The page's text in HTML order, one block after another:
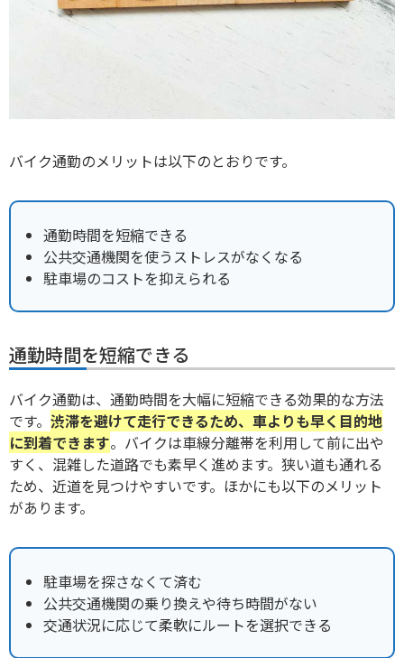
バイク通勤のメリットは以下のとおりです。
通勤時間を短縮できる
公共交通機関を使うストレスがなくなる
駐車場のコストを抑えられる
通勤時間を短縮できる
バイク通勤は、通勤時間を大幅に短縮できる効果的な方法
です。 渋滞を避けて走行できるため、車よりも早く目的地
に到着できます。バイクは車線分離帯を利用して前に出や
すく、混雑した道路でも素早く進めます。狭い道も通れる
ため、近道を見つけやすいです。ほかにも以下のメリット
があります。
駐車場を探さなくて済む
公共交通機関の乗り換えや待ち時間がない
交通状況に応じて柔軟にルートを選択できる